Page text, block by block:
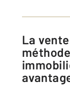
La vente en viager est une